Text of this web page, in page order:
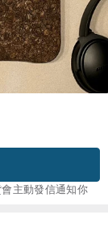
主動發信通知你